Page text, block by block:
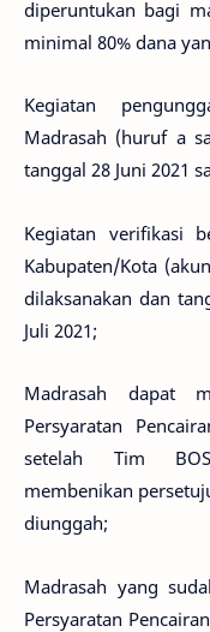
diperuntukan bagi
minimal 80% dana
Kegiatan
Madrasah (huruf a
tanggal 28 Juni 2021
Kegiatan verifikasi
Kabupaten/Kota
dilaksanakan dan
Juli 2021;
Madrasah dapat
Persyaratan
setelah Tim BOS
membenikan
diunggah;
Madrasah yang
Persyaratan